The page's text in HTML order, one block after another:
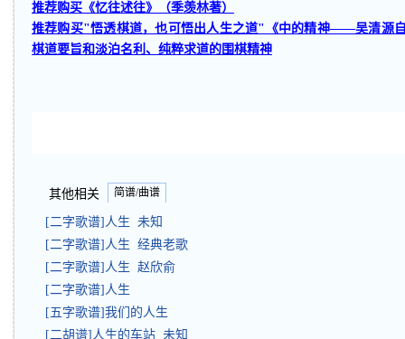
推荐购买《忆往述往》（季羡林著）
推荐购买"悟透棋道，也可悟出人生之道"《中的精神——吴清源
棋道要旨和淡泊名利、纯粹求道的围棋精神
其他相关 简谱/曲谱
[二字歌谱]人生 未知
[二字歌谱]人生 经典老歌
[二字歌谱]人生 赵欣俞
[二字歌谱]人生
[五字歌谱]我们的人生
[二胡谱]人生的车站 未知